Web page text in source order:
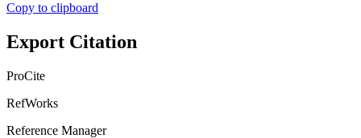
Copy to clipboard
Export Citation
ProCite
RefWorks
Reference Manager